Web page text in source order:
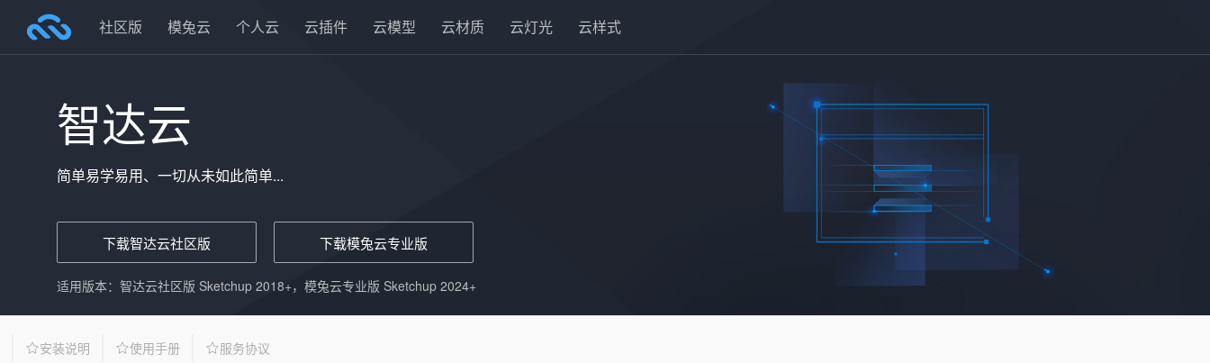
社区版 模兔云 个人云 云插件 云模型 云材质 云灯光 云样式
智达云
简单易学易用、一切从未如此简单...
下载智达云社区版 下载模兔云专业版
适用版本：智达云社区版 Sketchup 2018+，模兔云专业版 Sketchup 2024+
安装说明 使用手册 服务协议